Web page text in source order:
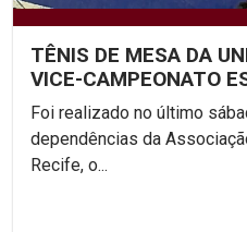
TÊNIS DE MESA DA
VICE-CAMPEONATO
Foi realizado no último
dependências da
Recife, o...